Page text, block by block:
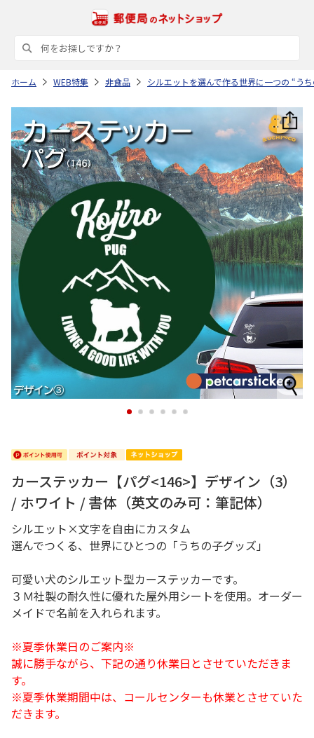
ホーム WEB特集 非食品 シルエットを選んで作る世界に一つの “う
1 2 3 4 5 6
カーステッカー【パグ<146>】デザイン（3）
/ ホワイト / 書体（英文のみ可：筆記体）
シルエット×文字を自由にカスタム
選んでつくる、世界にひとつの「うちの子グッズ」
可愛い犬のシルエット型カーステッカーです。
３Ｍ社製の耐久性に優れた屋外用シートを使用。オーダー
メイドで名前を入れられます。
※夏季休業日のご案内※
誠に勝手ながら、下記の通り休業日とさせていただきま
す。
※夏季休業期間中は、コールセンターも休業とさせていた
だきます。